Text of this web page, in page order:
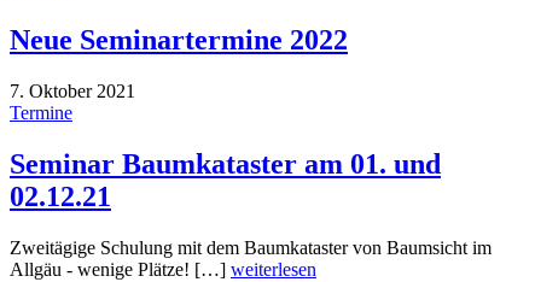
Neue Seminartermine 2022
7. Oktober 2021
Termine
Seminar Baumkataster am 01. und
02.12.21
Zweitägige Schulung mit dem Baumkataster von Baumsicht im
Allgäu - wenige Plätze! […] weiterlesen